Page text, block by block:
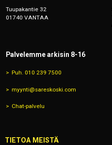
Tuupakantie 32
01740 VANTAA
Palvelemme arkisin 8-16
Puh. 010 239 7500
myynti@sareskoski.com
Chat-palvelu
TIETOA MEISTÄ